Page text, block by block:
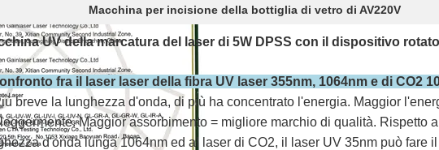
Macchina per incisione della bottiglia di vetro di AV220V
UV della marcatura del laser di 5W DPSS con il dispositivo
fra il laser laser della fibra UV laser 355nm, 1064nm e di CO2
breve la lunghezza d'onda, di più ha concentrato l'energia. Maggior
Maggior assorbimento = migliore marchio di qualità. Rispetto
d'onda lunga 1064nm ed al laser di CO2, il laser UV 35nm può fare